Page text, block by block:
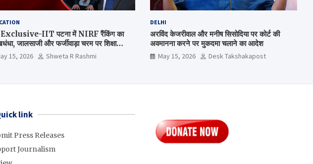
IIT पटना में NIRF रैंकिंग का
जालसाजी और फर्जीवाड़ा चरम पर शिक्षा
कब जागेगा ?
15, 2026 Shweta R Rashmi
DELHI
अरविंद केजरीवाल और मनीष सिसोदिया पर कोर्ट की
अवमानना करने पर मुकदमा चलाने का आदेश
May 15, 2026 Desk Takshakapost
link
Press Releases
Journalism